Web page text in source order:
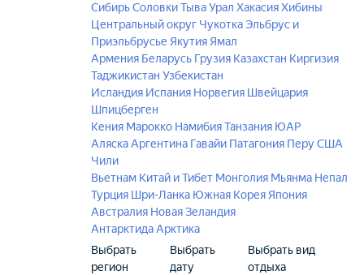
СибирьСоловкиТываУрал ХакасияХибины
Центральный округ ЧукоткаЭльбрус и
Приэльбрусье Якутия Ямал
Армения Беларусь Грузия Казахстан Киргизия
Таджикистан Узбекистан
Исландия Испания Норвегия Швейцария
Шпицберген
Кения Марокко НамибияТанзания ЮАР
АляскаАргентина Гавайи Патагония Перу США
Чили
Вьетнам Китай и Тибет Монголия Мьянма Непал
Турция Шри-Ланка Южная Корея Япония
Австралия Новая Зеландия
АнтарктидаАрктика
Выбрать
регион
Выбрать
дату
Выбрать вид
отдыха